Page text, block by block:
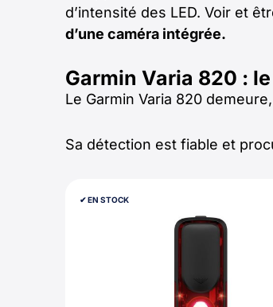
d’intensité des LED. Voir et
d’une caméra intégrée.
Garmin Varia 820 :
Le Garmin Varia 820
Sa détection est fiable et
✔︎ EN STOCK